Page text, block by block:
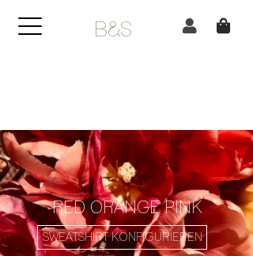
B&S
RED ORANGE PINK
SWEATSHIRT KONFIGURIEREN